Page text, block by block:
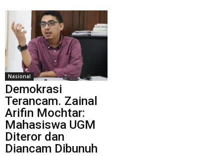
Nasional
Demokrasi
Terancam. Zainal
Arifin Mochtar:
Mahasiswa UGM
Diteror dan
Diancam Dibunuh